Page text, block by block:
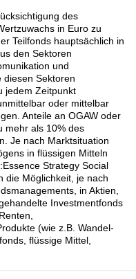
des
in Euro zu
Teilfonds hauptsächlich in
den Sektoren
und
diesen Sektoren
jedem Zeitpunkt
oder mittelbar
Anteile an OGAW oder
mehr als 10% des
Je nach Marktsituation
in flüssigen Mitteln
Strategy Social
die Möglichkeit, je nach
in Aktien,
Investmentfonds
(wie z.B. Wandel-
flüssige Mittel,